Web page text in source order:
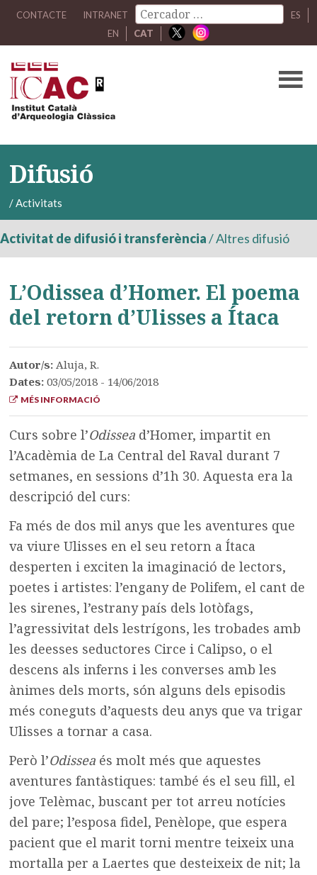
CONTACTE INTRANET
ES
EN
CAT
Difusió
/Activitats
Activitat de difusió i transferència/Altres difusió
L’Odissea d’Homer. El poema
del retorn d’Ulisses a Ítaca
Autor/s:Aluja, R.
Dates:03/05/2018 - 14/06/2018
MÉS INFORMACIÓ
Curs sobre l’Odissea d’Homer, impartit en
l’Acadèmia de La Central del Raval durant 7
setmanes, en sessions d’1h 30. Aquesta era la
descripció del curs:
Fa més de dos mil anys que les aventures que
va viure Ulisses en el seu retorn a Ítaca
desperten i exciten la imaginació de lectors,
poetes i artistes: l’engany de Polifem, el cant de
les sirenes, l’estrany país dels lotòfags,
l’agressivitat dels lestrígons, les trobades amb
les deesses seductores Circe i Calipso, o el
descens als inferns i les converses amb les
ànimes dels morts, són alguns dels episodis
més coneguts d’aquests deu anys que va trigar
Ulisses a tornar a casa.
Però l’Odissea és molt més que aquestes
aventures fantàstiques: també és el seu fill, el
jove Telèmac, buscant per tot arreu notícies
del pare; l’esposa fidel, Penèlope, que espera
pacient que el marit torni mentre teixeix una
mortalla per a Laertes que desteixeix de nit; la